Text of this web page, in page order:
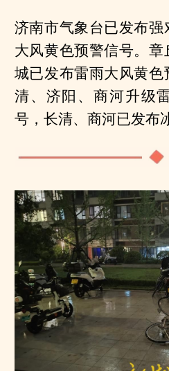
济南市气象台已发布
大风黄色预警信号。
城已发布雷雨大风黄
清、济阳、商河升级
号，长清、商河已发布